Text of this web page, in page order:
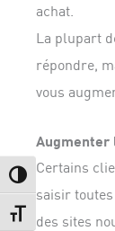
Passer en
Changer la taille
achat.
La plupart
répondre,
vous
Augmenter
Certains
saisir
des sites